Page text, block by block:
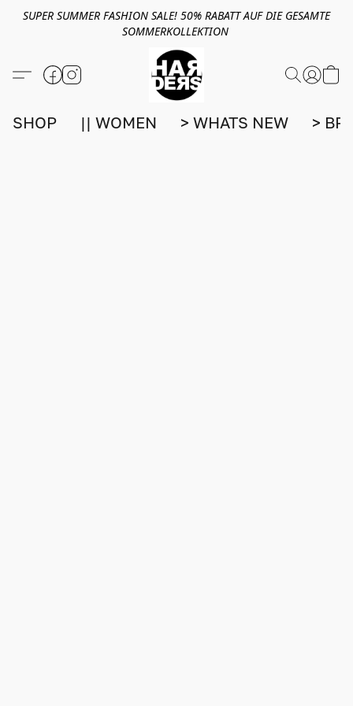
SUPER SUMMER FASHION SALE! 50% RABATT AUF DIE GESAMTE
SOMMERKOLLEKTION
SHOP || WOMEN > WHATS NEW >